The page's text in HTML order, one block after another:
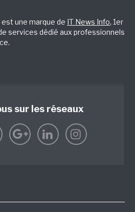
une marque de IT News Info, 1er
services dédié aux professionnels
sur les réseaux